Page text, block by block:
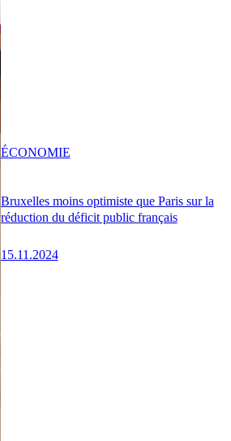
Bruxelles moins optimiste que Paris sur la
réduction du déficit public français
15.11.2024
ÉCONOMIE